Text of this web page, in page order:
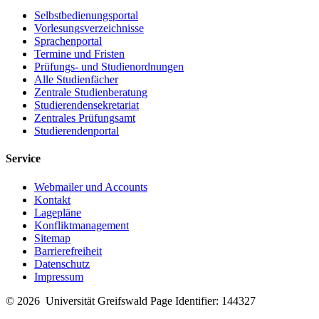
Selbstbedienungsportal
Vorlesungsverzeichnisse
Sprachenportal
Termine und Fristen
Prüfungs- und Studienordnungen
Alle Studienfächer
Zentrale Studienberatung
Studierendensekretariat
Zentrales Prüfungsamt
Studierendenportal
Service
Webmailer und Accounts
Kontakt
Lagepläne
Konfliktmanagement
Sitemap
Barrierefreiheit
Datenschutz
Impressum
© 2026 Universität Greifswald Page Identifier: 144327